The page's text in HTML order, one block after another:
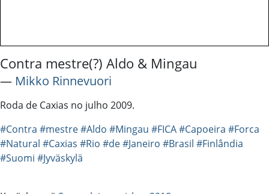
Contra mestre(?) Aldo & Mingau
― Mikko Rinnevuori
Roda de Caxias no julho 2009.
#Contra #mestre#Aldo #Mingau #FICA#Capoeira #Forca
#Natural #Caxias #Rio #de#Janeiro #Brasil #Finlândia
#Suomi #Jyväskylä